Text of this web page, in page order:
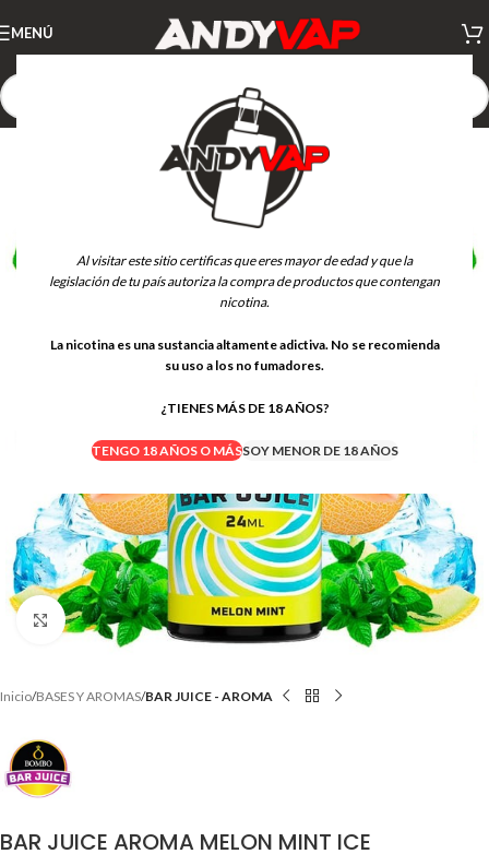
Al visitar este sitio certificas que eres mayor de edad y que la
legislación de tu país autoriza la compra de productos que contengan
nicotina.
La nicotina es una sustancia altamente adictiva. No se recomienda
su uso a los no fumadores.
¿TIENES MÁS DE 18 AÑOS?
TENGO 18 AÑOS O MÁSSOY MENOR DE 18 AÑOS
MENÚ
Clic para ampliar
Inicio BASES Y AROMAS BAR JUICE - AROMA
BAR JUICE AROMA MELON MINT ICE